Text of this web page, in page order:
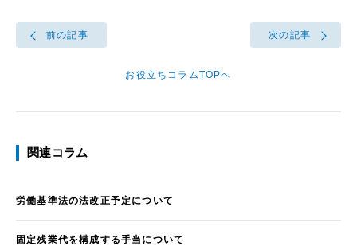
前の記事
お役立ちコラムTOPへ
次の記事
関連コラム
労働基準法の法改正予定について
固定残業代を構成する手当について